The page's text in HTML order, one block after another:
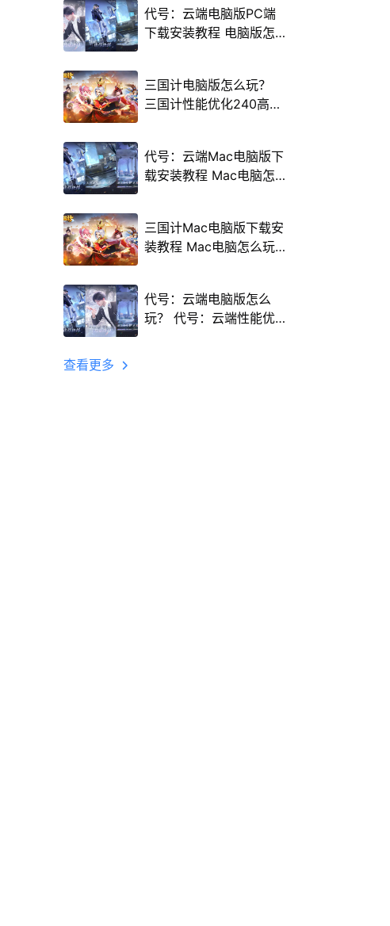
代号：云端电脑版PC端
下载安装教程 电脑版怎
三国计电脑版怎么玩？
三国计性能优化240高帧
代号：云端Mac电脑版下
载安装教程 Mac电脑怎
三国计Mac电脑版下载安
装教程 Mac电脑怎么玩
代号：云端电脑版怎么
玩？ 代号：云端性能优
查看更多